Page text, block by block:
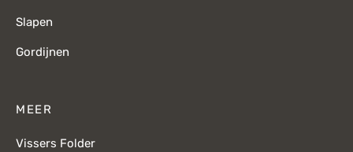
Slapen
Gordijnen
MEER
Vissers Folder